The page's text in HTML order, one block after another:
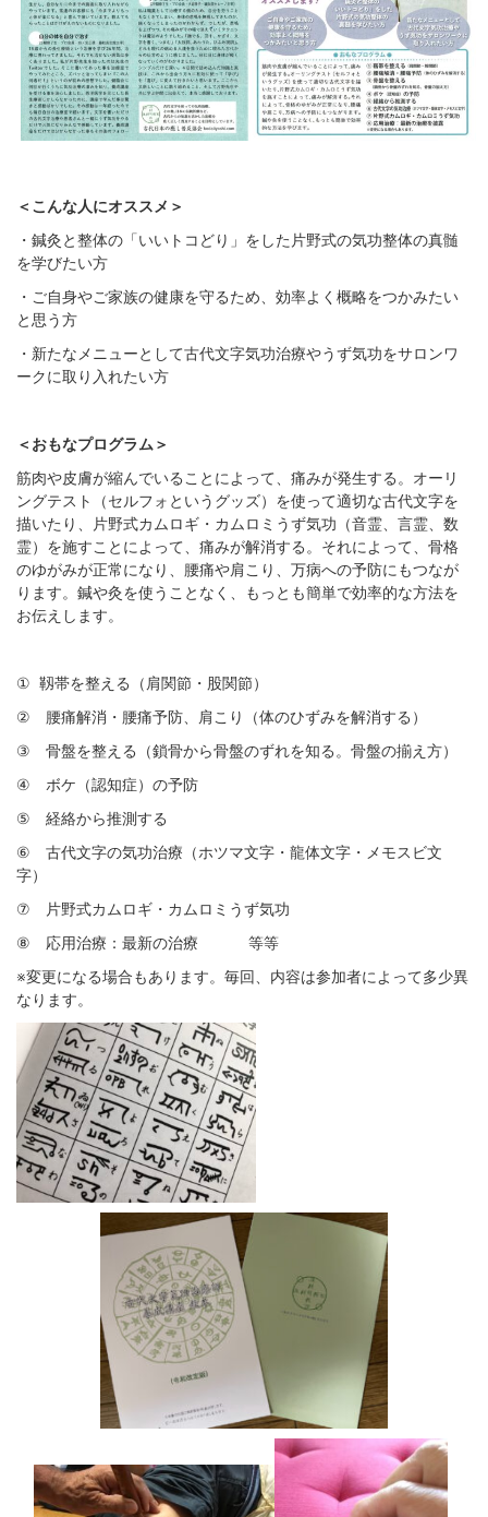
＜こんな人にオススメ＞
・鍼灸と整体の「いいトコどり」をした片野式の気功整体の真髄
を学びたい方
・ご自身やご家族の健康を守るため、効率よく概略をつかみたい
と思う方
・新たなメニューとして古代文字気功治療やうず気功をサロンワ
ークに取り入れたい方
＜おもなプログラム＞
筋肉や皮膚が縮んでいることによって、痛みが発生する。オーリ
ングテスト（セルフォというグッズ）を使って適切な古代文字を
描いたり、片野式カムロギ・カムロミうず気功（音霊、言霊、数
霊）を施すことによって、痛みが解消する。それによって、骨格
のゆがみが正常になり、腰痛や肩こり、万病への予防にもつなが
ります。鍼や灸を使うことなく、もっとも簡単で効率的な方法を
お伝えします。
① 靱帯を整える（肩関節・股関節）
② 腰痛解消・腰痛予防、肩こり（体のひずみを解消する）
③ 骨盤を整える（鎖骨から骨盤のずれを知る。骨盤の揃え方）
④ ボケ（認知症）の予防
⑤ 経絡から推測する
⑥ 古代文字の気功治療（ホツマ文字・龍体文字・メモスビ文
字）
⑦ 片野式カムロギ・カムロミうず気功
⑧ 応用治療：最新の治療 等等
※変更になる場合もあります。毎回、内容は参加者によって多少異
なります。